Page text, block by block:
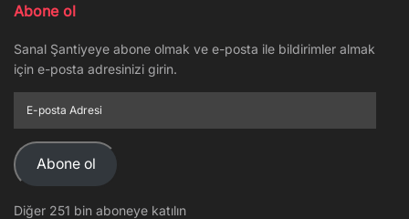
Abone ol
Sanal Şantiyeye abone olmak ve e-posta ile bildirimler almak
için e-posta adresinizi girin.
posta
Adresi
Abone ol
Diğer 251 bin aboneye katılın